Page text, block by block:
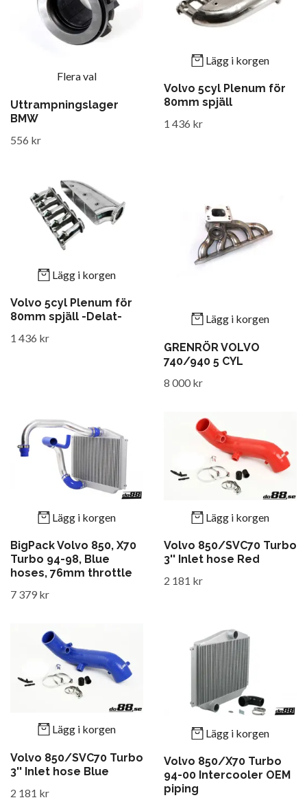
Flera val
Uttrampningslager
BMW
556 kr
Lägg i korgen
Volvo 5cyl Plenum för
80mm spjäll
1 436 kr
Lägg i korgen
Volvo 5cyl Plenum för
80mm spjäll -Delat-
1 436 kr
Lägg i korgen
GRENRÖR VOLVO
740/940 5 CYL
8 000 kr
Lägg i korgen
BigPack Volvo 850, X70
Turbo 94-98, Blue
hoses, 76mm throttle
7 379 kr
Lägg i korgen
Volvo 850/SVC70 Turbo
3'' Inlet hose Red
2 181 kr
Lägg i korgen
Volvo 850/SVC70 Turbo
3'' Inlet hose Blue
2 181 kr
Lägg i korgen
Volvo 850/X70 Turbo
94-00 Intercooler OEM
piping